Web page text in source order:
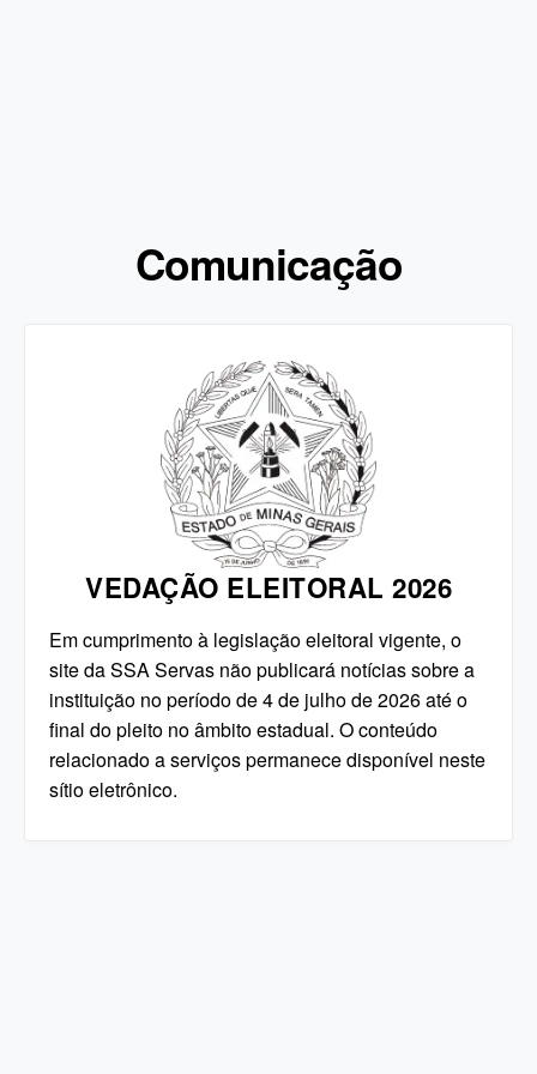
Comunicação
VEDAÇÃO ELEITORAL 2026
Em cumprimento à legislação eleitoral vigente, o
site da SSA Servas não publicará notícias sobre a
instituição no período de 4 de julho de 2026 até o
final do pleito no âmbito estadual. O conteúdo
relacionado a serviços permanece disponível neste
sítio eletrônico.